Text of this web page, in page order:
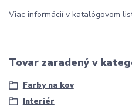
Viac informácií v katalógovom
Tovar zaradený v
Farby na kov
Interiér